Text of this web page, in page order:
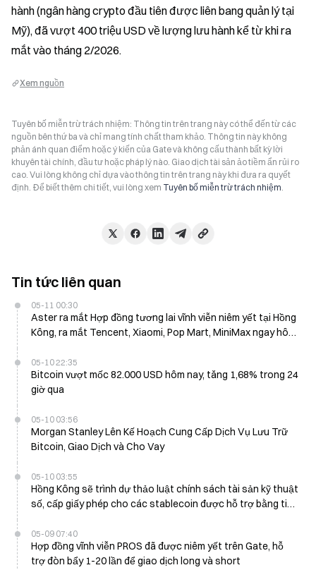
hành (ngân hàng crypto đầu tiên được liên bang quản lý tại
Mỹ), đã vượt 400 triệu USD về lượng lưu hành kể từ khi ra
mắt vào tháng 2/2026.
Xem nguồn
Tuyên bố miễn trừ trách nhiệm: Thông tin trên trang này có thể đến từ các
nguồn bên thứ ba và chỉ mang tính chất tham khảo. Thông tin này không
phản ánh quan điểm hoặc ý kiến của Gate và không cấu thành bất kỳ lời
khuyên tài chính, đầu tư hoặc pháp lý nào. Giao dịch tài sản ảo tiềm ẩn rủi ro
cao. Vui lòng không chỉ dựa vào thông tin trên trang này khi đưa ra quyết
định. Để biết thêm chi tiết, vui lòng xem Tuyên bố miễn trừ trách nhiệm.
Tin tức liên quan
05-11 00:30
Aster ra mắt Hợp đồng tương lai vĩnh viễn niêm yết tại Hồng
Kông, ra mắt Tencent, Xiaomi, Pop Mart, MiniMax ngay hôm
05-10 22:35
Bitcoin vượt mốc 82.000 USD hôm nay, tăng 1,68% trong 24
giờ qua
05-10 03:56
Morgan Stanley Lên Kế Hoạch Cung Cấp Dịch Vụ Lưu Trữ
Bitcoin, Giao Dịch và Cho Vay
05-10 03:55
Hồng Kông sẽ trình dự thảo luật chính sách tài sản kỹ thuật
số, cấp giấy phép cho các stablecoin được hỗ trợ bằng tiền
05-09 07:40
Hợp đồng vĩnh viễn PROS đã được niêm yết trên Gate, hỗ
trợ đòn bẩy 1-20 lần để giao dịch long và short